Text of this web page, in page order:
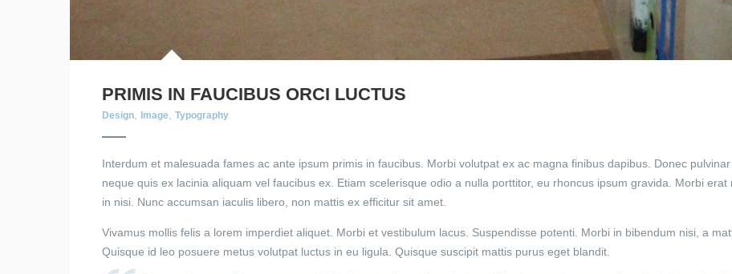
PRIMIS IN FAUCIBUS ORCI LUCTUS
Design Image Typography
Interdum et malesuada fames ac ante ipsum primis in faucibus. Morbi volutpat ex ac magna finibus dapibus. Donec
neque quis ex lacinia aliquam vel faucibus ex. Etiam scelerisque odio a nulla porttitor, eu rhoncus ipsum gravida. Morbi
in nisi. Nunc accumsan iaculis libero, non mattis ex efficitur sit amet.
Vivamus mollis felis a lorem imperdiet aliquet. Morbi et vestibulum lacus. Suspendisse potenti. Morbi in bibendum nisi, a
Quisque id leo posuere metus volutpat luctus in eu ligula. Quisque suscipit mattis purus eget blandit.